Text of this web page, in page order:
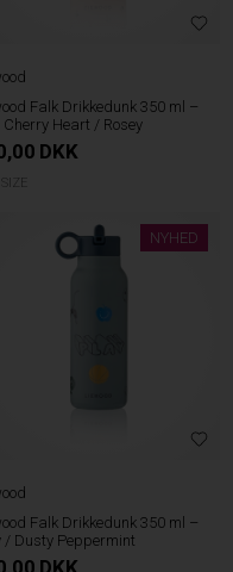
Falk Drikkedunk 350 ml –
Cherry Heart / Rosey
DKK
NYHED
Falk Drikkedunk 350 ml –
/ Dusty Peppermint